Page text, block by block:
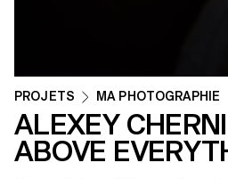
PROJETS MA PHOTOGRAPHIE
ALEXEY
ABOVE